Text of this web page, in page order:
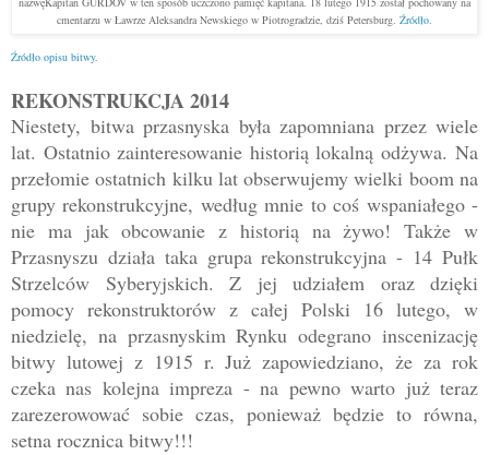
cmentarzu w Ławrze Aleksandra Newskiego w Piotrogradzie, dziś Petersburg. Źródło.
Źródło opisu bitwy.
REKONSTRUKCJA 2014
Niestety, bitwa przasnyska była zapomniana przez wiele
lat. Ostatnio zainteresowanie historią lokalną odżywa. Na
przełomie ostatnich kilku lat obserwujemy wielki boom na
grupy rekonstrukcyjne, według mnie to coś wspaniałego -
nie ma jak obcowanie z historią na żywo! Także w
Przasnyszu działa taka grupa rekonstrukcyjna - 14 Pułk
Strzelców Syberyjskich. Z jej udziałem oraz dzięki
pomocy rekonstruktorów z całej Polski 16 lutego, w
niedzielę, na przasnyskim Rynku odegrano inscenizację
bitwy lutowej z 1915 r. Już zapowiedziano, że za rok
czeka nas kolejna impreza - na pewno warto już teraz
zarezerowować sobie czas, ponieważ będzie to równa,
setna rocznica bitwy!!!